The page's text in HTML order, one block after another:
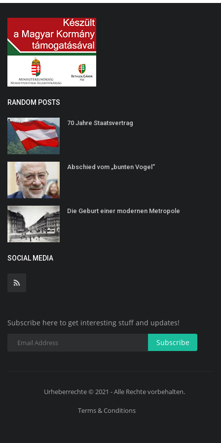
RANDOM POSTS
70 Jahre Staatsvertrag
Abschied vom „bunten Vogel“
Die Geburt einer modernen Metropole
SOCIAL MEDIA
Subscribe here to get interesting stuff and updates!
Subscribe
Urheberrechte © 2021 - Alle Rechte vorbehalten.
Terms & Conditions